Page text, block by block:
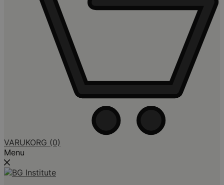
VARUKORG (0)
Menu